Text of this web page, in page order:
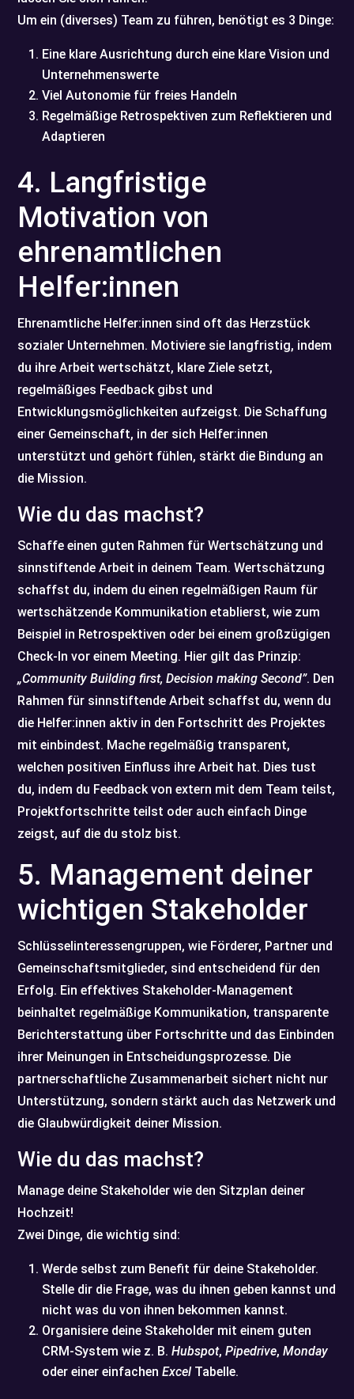
Um ein (diverses) Team zu führen, benötigt es 3 Dinge:
Eine klare Ausrichtung durch eine klare Vision und
Unternehmenswerte
Viel Autonomie für freies Handeln
Regelmäßige Retrospektiven zum Reflektieren und
Adaptieren
4. Langfristige
Motivation von
ehrenamtlichen
Helfer:innen
Ehrenamtliche Helfer:innen sind oft das Herzstück
sozialer Unternehmen. Motiviere sie langfristig, indem
du ihre Arbeit wertschätzt, klare Ziele setzt,
regelmäßiges Feedback gibst und
Entwicklungsmöglichkeiten aufzeigst. Die Schaffung
einer Gemeinschaft, in der sich Helfer:innen
unterstützt und gehört fühlen, stärkt die Bindung an
die Mission.
Wie du das machst?
Schaffe einen guten Rahmen für Wertschätzung und
sinnstiftende Arbeit in deinem Team. Wertschätzung
schaffst du, indem du einen regelmäßigen Raum für
wertschätzende Kommunikation etablierst, wie zum
Beispiel in Retrospektiven oder bei einem großzügigen
Check-In vor einem Meeting. Hier gilt das Prinzip:
„Community Building first, Decision making Second”. Den
Rahmen für sinnstiftende Arbeit schaffst du, wenn du
die Helfer:innen aktiv in den Fortschritt des Projektes
mit einbindest. Mache regelmäßig transparent,
welchen positiven Einfluss ihre Arbeit hat. Dies tust
du, indem du Feedback von extern mit dem Team teilst,
Projektfortschritte teilst oder auch einfach Dinge
zeigst, auf die du stolz bist.
5. Management deiner
wichtigen Stakeholder
Schlüsselinteressengruppen, wie Förderer, Partner und
Gemeinschaftsmitglieder, sind entscheidend für den
Erfolg. Ein effektives Stakeholder-Management
beinhaltet regelmäßige Kommunikation, transparente
Berichterstattung über Fortschritte und das Einbinden
ihrer Meinungen in Entscheidungsprozesse. Die
partnerschaftliche Zusammenarbeit sichert nicht nur
Unterstützung, sondern stärkt auch das Netzwerk und
die Glaubwürdigkeit deiner Mission.
Wie du das machst?
Manage deine Stakeholder wie den Sitzplan deiner
Hochzeit!
Zwei Dinge, die wichtig sind:
Werde selbst zum Benefit für deine Stakeholder.
Stelle dir die Frage, was du ihnen geben kannst und
nicht was du von ihnen bekommen kannst.
Organisiere deine Stakeholder mit einem guten
CRM-System wie z. B.Hubspot,Pipedrive,Monday
oder einer einfachenExcel Tabelle.